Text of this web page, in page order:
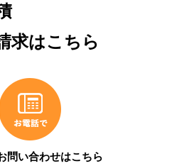
求はこちら
問い合わせはこちら